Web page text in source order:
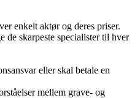
enkelt aktør og deres priser.
skarpeste specialister til hver
eller skal betale en
mellem grave- og